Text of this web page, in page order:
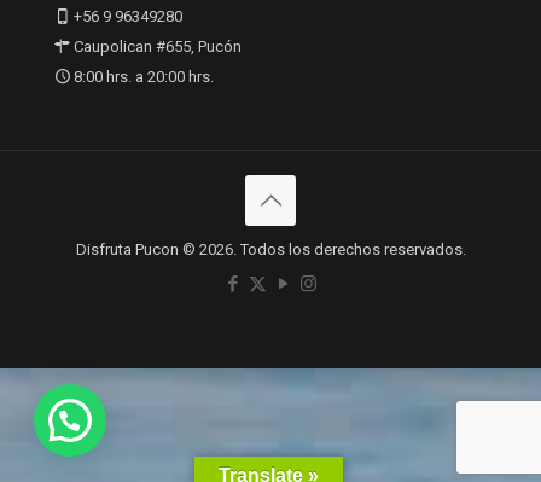
+56 9 96349280
Caupolican #655, Pucón
8:00 hrs. a 20:00 hrs.
Disfruta Pucon © 2026. Todos los derechos reservados.
Translate »